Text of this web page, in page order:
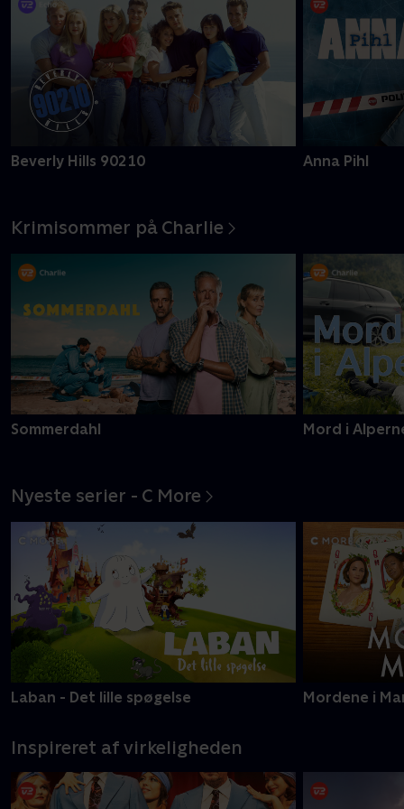
Beverly Hills 90210 Anna Pihl
Krimisommer på Charlie
Sommerdahl Mord i
Nyeste serier - C More
Laban - Det lille spøgelse Mordene i
Inspireret af virkeligheden